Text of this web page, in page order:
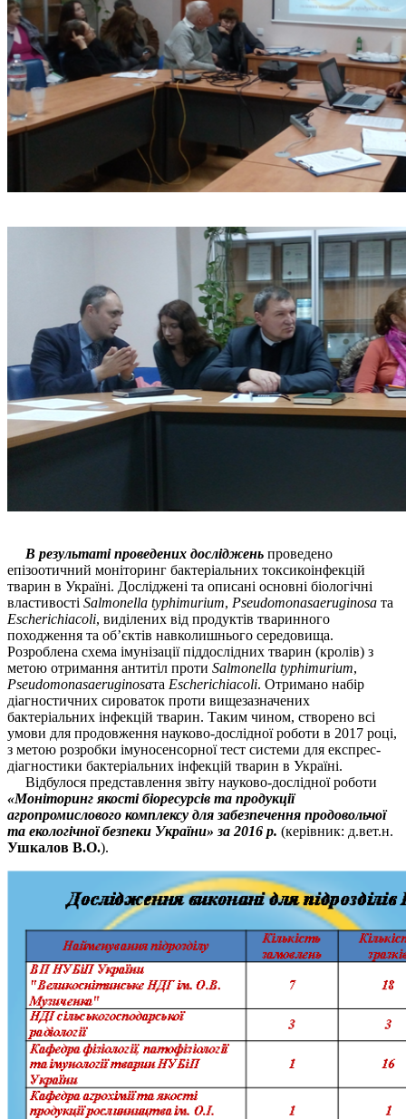
В результаті проведених досліджень проведено
епізоотичний моніторинг бактеріальних токсикоінфекцій
тварин в Україні. Досліджені та описані основні біологічні
властивості Salmonella typhimurium, Pseudomonasaeruginosa та
Escherichiacoli, виділених від продуктів тваринного
походження та об’єктів навколишнього середовища.
Розроблена схема імунізації піддослідних тварин (кролів) з
метою отримання антитіл проти Salmonella typhimurium,
Pseudomonasaeruginosaта Escherichiacoli. Отримано набір
діагностичних сироваток проти вищезазначених
бактеріальних інфекцій тварин. Таким чином, створено всі
умови для продовження науково-дослідної роботи в 2017 році,
з метою розробки імуносенсорної тест системи для експрес-
діагностики бактеріальних інфекцій тварин в Україні.
Відбулося представлення звіту науково-дослідної роботи
«Моніторинг якості біоресурсів та продукції
агропромислового комплексу для забезпечення продовольчої
та екологічної безпеки України» за 2016 р. (керівник: д.вет.н.
Ушкалов В.О.).